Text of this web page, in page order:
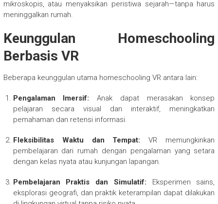
mikroskopis, atau menyaksikan peristiwa sejarah—tanpa harus
meninggalkan rumah.
Keunggulan Homeschooling
Berbasis VR
Beberapa keunggulan utama homeschooling VR antara lain:
Pengalaman Imersif: Anak dapat merasakan konsep
pelajaran secara visual dan interaktif, meningkatkan
pemahaman dan retensi informasi.
Fleksibilitas Waktu dan Tempat: VR memungkinkan
pembelajaran dari rumah dengan pengalaman yang setara
dengan kelas nyata atau kunjungan lapangan.
Pembelajaran Praktis dan Simulatif: Eksperimen sains,
eksplorasi geografi, dan praktik keterampilan dapat dilakukan